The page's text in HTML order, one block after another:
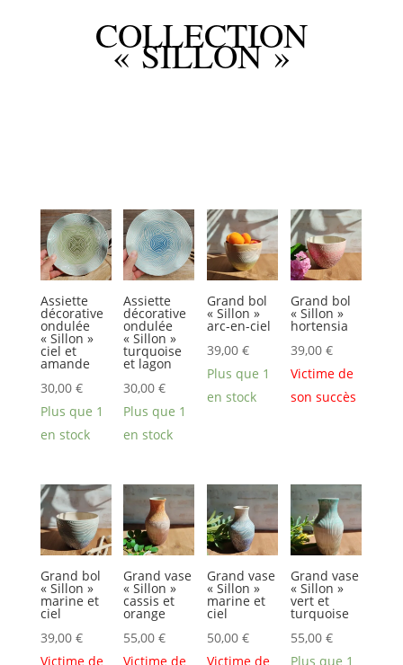
COLLECTION
« SILLON »
Assiette
décorative
ondulée
« Sillon »
ciel et
amande
30,00 €
Plus que 1
en stock
Assiette
décorative
ondulée
« Sillon »
turquoise
et lagon
30,00€
Plus que 1
en stock
Grand bol
« Sillon »
arc-en-ciel
39,00€
Plus que 1
en stock
Grand bol
« Sillon »
hortensia
39,00 €
Victime de
son succès
Grand bol
« Sillon »
marine et
ciel
39,00 €
Victime de
Grand vase
« Sillon »
cassis et
orange
55,00€
Victime de
Grand vase
« Sillon »
marine et
ciel
50,00€
Victime de
Grand vase
« Sillon »
vert et
turquoise
55,00 €
Plus que 1